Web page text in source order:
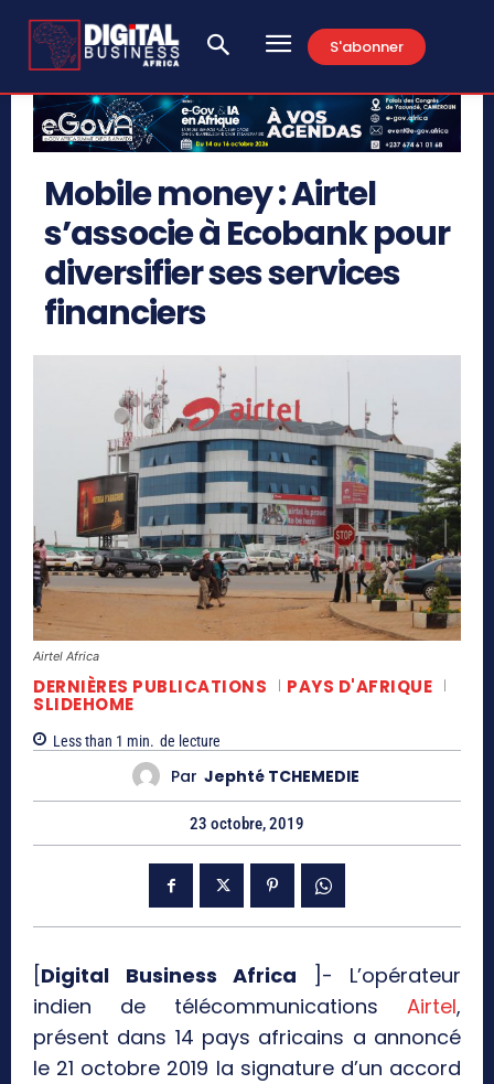
S'abonner
Mobile money : Airtel
s’associe à Ecobank pour
diversifier ses services
financiers
Airtel Africa
DERNIÈRES PUBLICATIONS PAYS D'AFRIQUE
SLIDEHOME
Less than 1 min. de lecture
Par Jephté TCHEMEDIE
23 octobre, 2019
Digital Business Africa
]- L’opérateur
indien de télécommunications Airtel,
présent dans 14 pays africains a annoncé
le 21 octobre 2019 la signature d’un accord